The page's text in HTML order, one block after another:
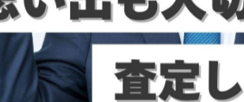
遺品整理時に安心の丁寧な出
2025/12/24